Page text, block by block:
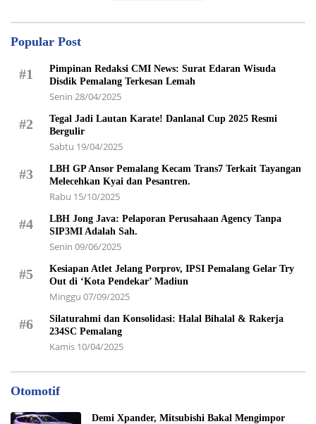
Popular Post
#1
Pimpinan Redaksi CMI News: Surat Edaran Wisuda
Disdik Pemalang Terkesan Lemah
Senin 28/04/2025
#2
Tegal Jadi Lautan Karate! Danlanal Cup 2025 Resmi
Bergulir
Sabtu 19/04/2025
#3
LBH GP Ansor Pemalang Kecam Trans7 Terkait Tayangan
Melecehkan Kyai dan Pesantren.
Rabu 15/10/2025
#4
LBH Jong Java: Pelaporan Perusahaan Agency Tanpa
SIP3MI Adalah Sah.
Senin 09/06/2025
#5
Kesiapan Atlet Jelang Porprov, IPSI Pemalang Gelar Try
Out di ‘Kota Pendekar’ Madiun
Minggu 07/09/2025
#6
Silaturahmi dan Konsolidasi: Halal Bihalal & Rakerja
234SC Pemalang
Kamis 10/04/2025
Otomotif
Demi Xpander, Mitsubishi Bakal Mengimpor